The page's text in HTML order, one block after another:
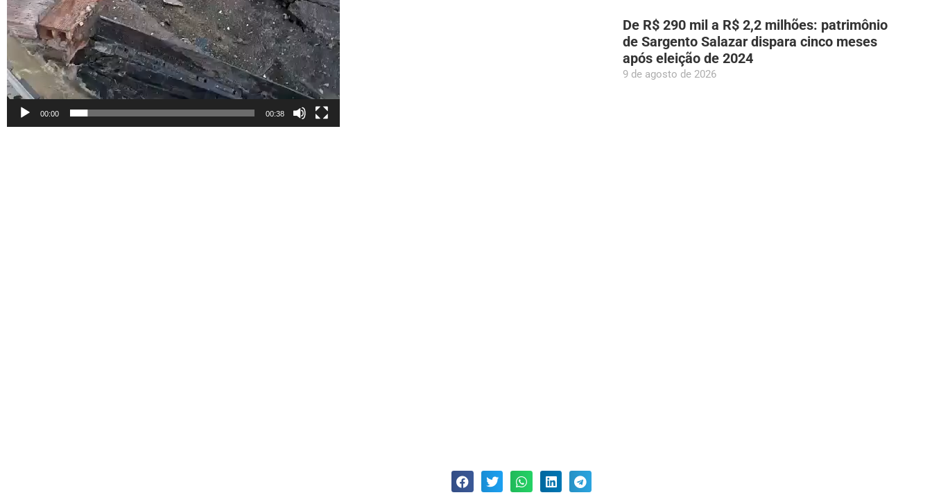
00:00 00:38
De R$ 290 mil a R$ 2,2 milhões: patrimônio
de Sargento Salazar dispara cinco meses
após eleição de 2024
9 de agosto de 2026